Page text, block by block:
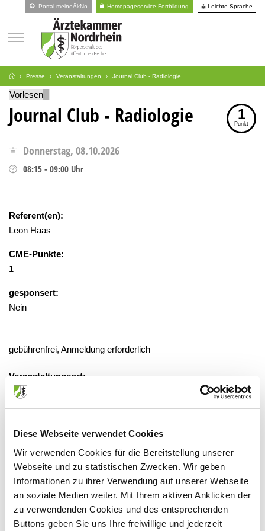
Diese Webseite verwendet Cookies
Wir verwenden Cookies für die Bereitstellung unserer
Webseite und zu statistischen Zwecken. Wir geben
Informationen zu ihrer Verwendung auf unserer Webseite
an soziale Medien weiter. Mit Ihrem aktiven Anklicken der
zu verwendenden Cookies und des entsprechenden
Buttons geben Sie uns Ihre freiwillige und jederzeit
Portal meineÄkNo Homepageservice Fortbildung Leichte Sprache
Presse Veranstaltungen Journal Club - Radiologie
Vorlesen
Journal Club - Radiologie 1
Punkt
Donnerstag, 08.10.2026
08:15 - 09:00 Uhr
Referent(en):
Leon Haas
CME-Punkte:
1
gesponsert:
Nein
gebührenfrei, Anmeldung erforderlich
Veranstaltungsort:
Kliniken Maria Hilf, Demoraum der
Mönchengladbach
Anbieter:
Kliniken Maria Hilf GmbH